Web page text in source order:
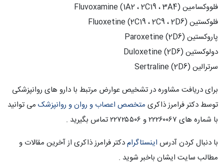
فلووکسامین Fluvoxamine (1A2 ، 2C19 ، 3A4)
فلوکستین Fluoxetine (2C19 ، 2C9 ، 2D6)
پاروکستین Paroxetine (2D6)
دولوکستین Duloxetine (2D6)
سرترالین Sertraline (2D6)
برای دریافت مشاوره در تشخیص عوارض مرتبط با دارو های روانپزشکی
توسط دکتر فرامرز ذاکری متخصص اعصاب و روان و روانپزشک می توانید
با شماره های ۲۲۲۶۰۰۶۷ و ۲۲۷۲۵۵۰۶ تماس بگیرید .
با دنبال کردن آدرس اینستاگرامدکتر فرامرز ذاکری از آخرین مقالات و
مطالب سایت ایشان باخبر شوید .